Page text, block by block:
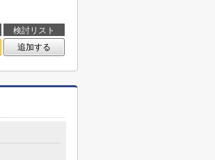
検討リスト
追加する